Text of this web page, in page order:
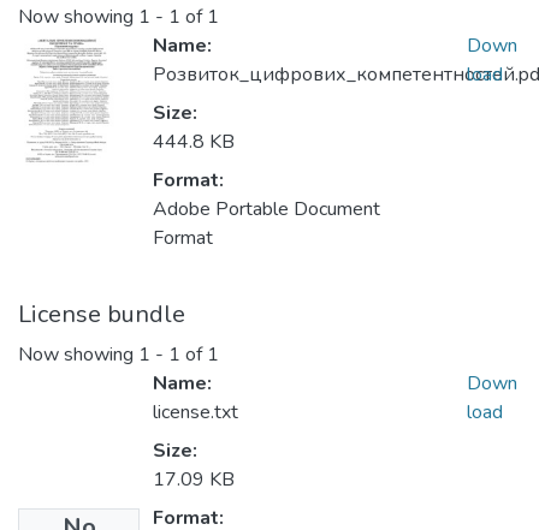
Now showing 1 - 1 of 1
Name:
Size:
444.8 KB
Format:
Adobe Portable Document
Format
Down
load
License bundle
Now showing 1 - 1 of 1
Name:
license.txt
Size:
17.09 KB
Format:
Down
load